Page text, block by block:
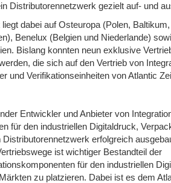
Distributorennetzwerk gezielt auf- und
dabei auf Osteuropa (Polen,
Benelux (Belgien und Niederlande)
Bislang konnten neun exklusive
die sich auf den Vertrieb von
und Verifikationseinheiten von Atlantic
Entwickler und Anbieter von
für den industriellen Digitaldruck,
erfolgreich
ist wichtiger Bestandteil der
für den industriellen
zu platzieren. Dabei ist es dem